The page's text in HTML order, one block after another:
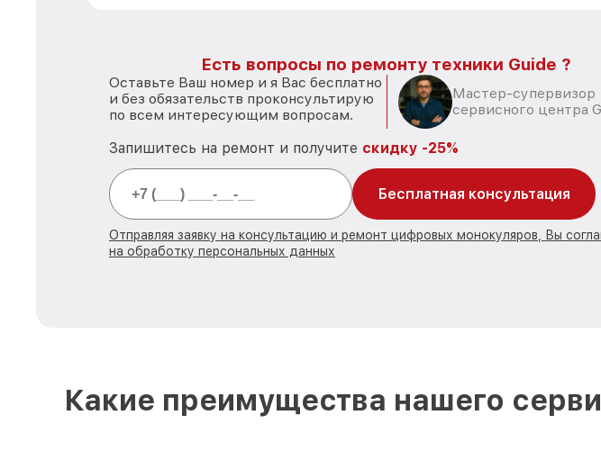
Есть вопросы по ремонту техники Guide ?
Оставьте Ваш номер и я Вас бесплатно
и без обязательств проконсультирую
по всем интересующим вопросам.
Мастер-супервизор
сервисного центра
Запишитесь на ремонт и получите скидку -25%
Бесплатная консультация
Отправляя заявку на консультацию и ремонт цифровых монокуляров, Вы
на обработку персональных данных
Какие преимущества нашего